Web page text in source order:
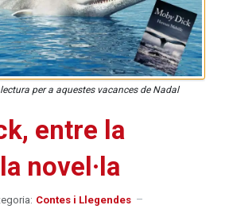
per a aquestes vacances de Nadal
entre la
novel·la
Contes i Llegendes